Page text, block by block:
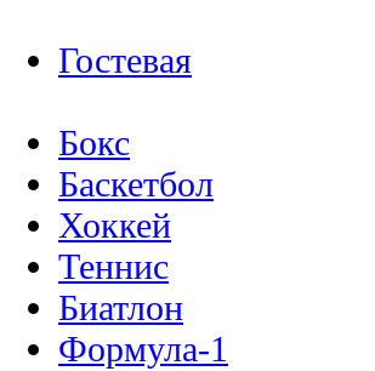
Гостевая
Бокс
Баскетбол
Хоккей
Теннис
Биатлон
Формула-1